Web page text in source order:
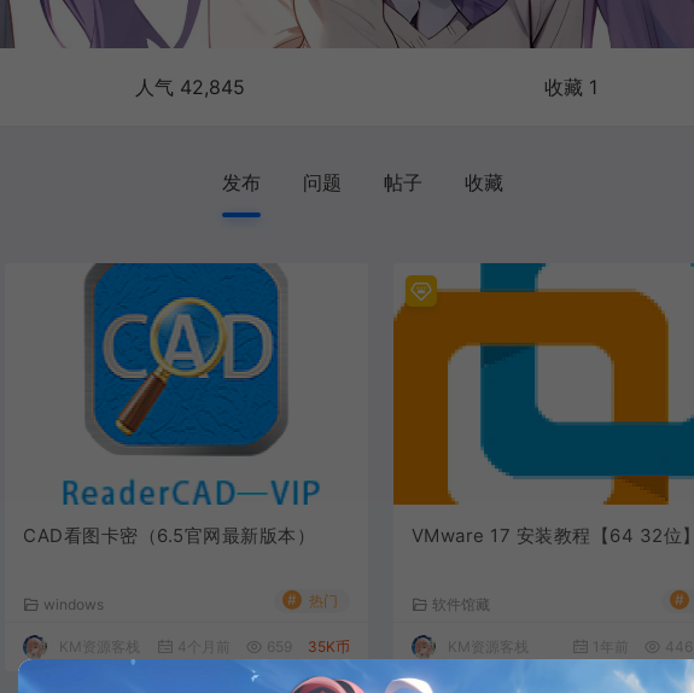
人气 42,845 收藏 1
发布 问题 帖子 收藏
CAD看图卡密（6.5官网最新版本）
windows # 热门
KM资源客栈 4个月前 659 35K币
VMware 17 安装教程【64 32位】
软件馆藏 #
KM资源客栈 1年前 446